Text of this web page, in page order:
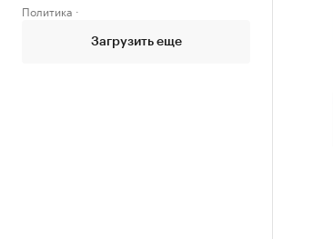
Политика
Загрузить еще